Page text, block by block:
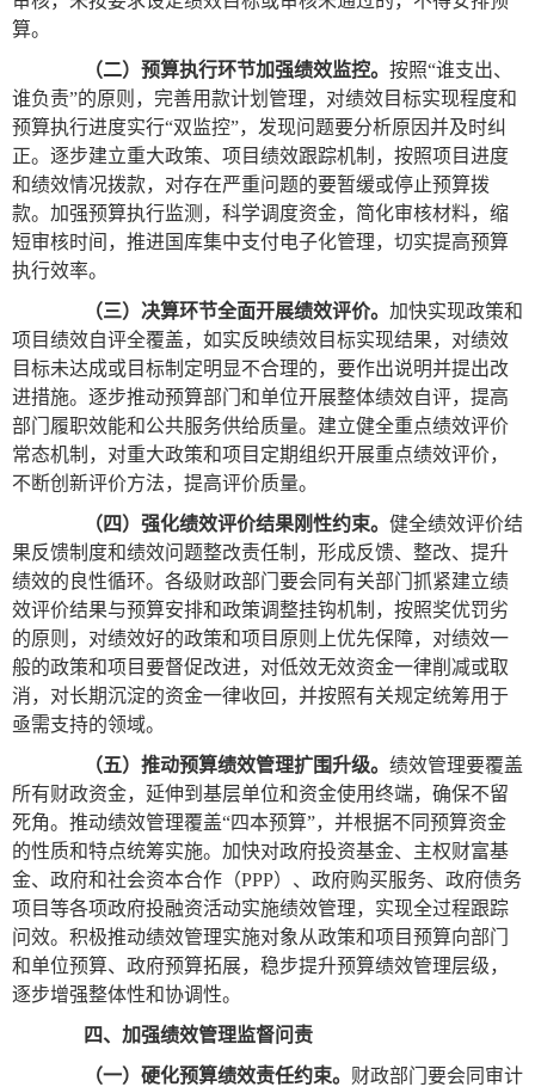
算。
（二）预算执行环节加强绩效监控。 按照“谁支出、
谁负责”的原则，完善用款计划管理，对绩效目标实现程度和
预算执行进度实行“双监控”，发现问题要分析原因并及时纠
正。逐步建立重大政策、项目绩效跟踪机制，按照项目进度
和绩效情况拨款，对存在严重问题的要暂缓或停止预算拨
款。加强预算执行监测，科学调度资金，简化审核材料，缩
短审核时间，推进国库集中支付电子化管理，切实提高预算
执行效率。
（三）决算环节全面开展绩效评价。 加快实现政策和
项目绩效自评全覆盖，如实反映绩效目标实现结果，对绩效
目标未达成或目标制定明显不合理的，要作出说明并提出改
进措施。逐步推动预算部门和单位开展整体绩效自评，提高
部门履职效能和公共服务供给质量。建立健全重点绩效评价
常态机制，对重大政策和项目定期组织开展重点绩效评价，
不断创新评价方法，提高评价质量。
（四）强化绩效评价结果刚性约束。 健全绩效评价结
果反馈制度和绩效问题整改责任制，形成反馈、整改、提升
绩效的良性循环。各级财政部门要会同有关部门抓紧建立绩
效评价结果与预算安排和政策调整挂钩机制，按照奖优罚劣
的原则，对绩效好的政策和项目原则上优先保障，对绩效一
般的政策和项目要督促改进，对低效无效资金一律削减或取
消，对长期沉淀的资金一律收回，并按照有关规定统筹用于
亟需支持的领域。
（五）推动预算绩效管理扩围升级。 绩效管理要覆盖
所有财政资金，延伸到基层单位和资金使用终端，确保不留
死角。推动绩效管理覆盖“四本预算”，并根据不同预算资金
的性质和特点统筹实施。加快对政府投资基金、主权财富基
金、政府和社会资本合作（PPP）、政府购买服务、政府债务
项目等各项政府投融资活动实施绩效管理，实现全过程跟踪
问效。积极推动绩效管理实施对象从政策和项目预算向部门
和单位预算、政府预算拓展，稳步提升预算绩效管理层级，
逐步增强整体性和协调性。
四、加强绩效管理监督问责
（一）硬化预算绩效责任约束。 财政部门要会同审计